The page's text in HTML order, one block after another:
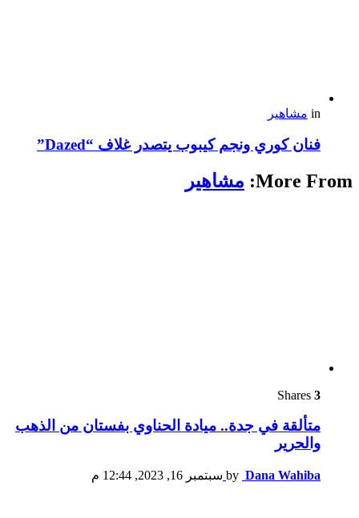
in مشاهير
فنان كوري ونجم كيبوب يتصدر غلاف “Dazed”
More From: مشاهير
3
متألقة في جدة.. ميادة الحناوي بفستان من الذهب
والحرير
by Dana Wahiba سبتمبر 16, 2023, 12:44 م